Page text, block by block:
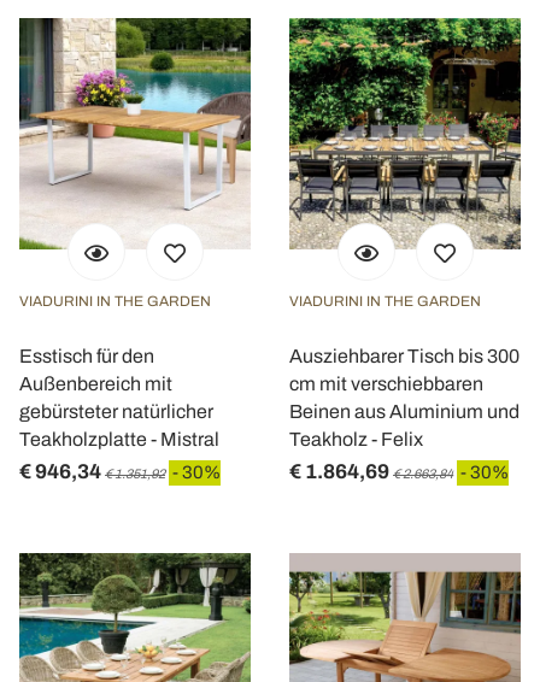
VIADURINI IN THE GARDEN
Esstisch für den
Außenbereich mit
gebürsteter natürlicher
Teakholzplatte - Mistral
€ 946,34 € 1.351,92 - 30%
VIADURINI IN THE GARDEN
Ausziehbarer Tisch bis 300
cm mit verschiebbaren
Beinen aus Aluminium und
Teakholz - Felix
€ 1.864,69 € 2.663,84 - 30%